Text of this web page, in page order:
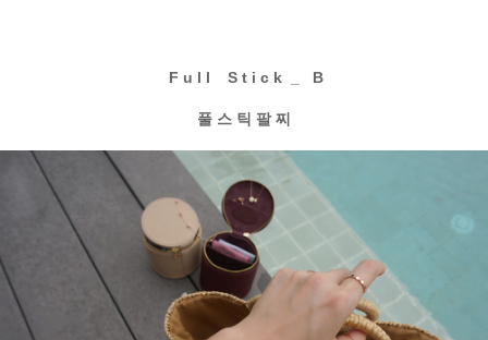
F u l l S t i c k _ B
풀 스 틱 팔 찌